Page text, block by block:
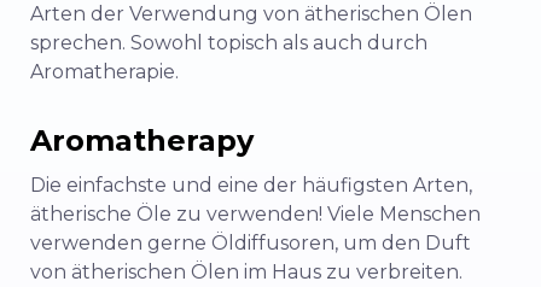
Arten der Verwendung von ätherischen Ölen
sprechen. Sowohl topisch als auch durch
Aromatherapie.
Aromatherapy
Die einfachste und eine der häufigsten Arten,
ätherische Öle zu verwenden! Viele Menschen
verwenden gerne Öldiffusoren, um den Duft
von ätherischen Ölen im Haus zu verbreiten.